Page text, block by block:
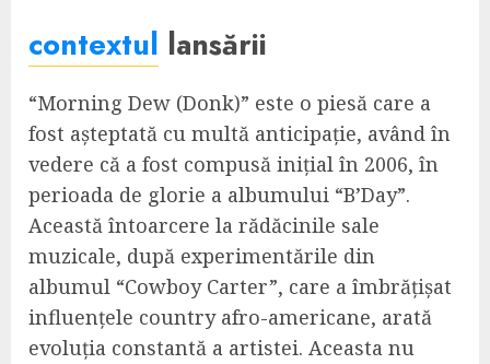
contextul lansării
“Morning Dew (Donk)” este o piesă care a
fost așteptată cu multă anticipație, având în
vedere că a fost compusă inițial în 2006, în
perioada de glorie a albumului “B’Day”.
Această întoarcere la rădăcinile sale
muzicale, după experimentările din
albumul “Cowboy Carter”, care a îmbrățișat
influențele country afro-americane, arată
evoluția constantă a artistei. Aceasta nu